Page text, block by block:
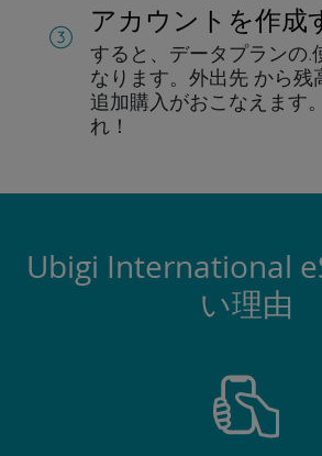
アカウントを作成
すると、データプランの.
なります。 外出先 から残
追加購入がおこなえます。
れ！
Ubigi International
い理由